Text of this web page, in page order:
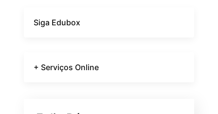
Siga Edubox
+ Serviços Online